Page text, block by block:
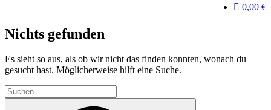
0,00 €
Nichts gefunden
Es sieht so aus, als ob wir nicht das finden konnten, wonach du
gesucht hast. Möglicherweise hilft eine Suche.
Suche
nach: